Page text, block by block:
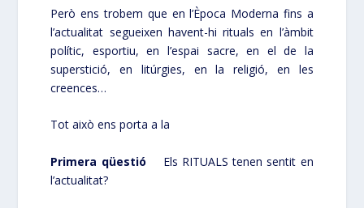
Però ens trobem que en l’Època Moderna fins a
l’actualitat segueixen havent-hi rituals en l’àmbit
polític, esportiu, en l’espai sacre, en el de la
superstició, en litúrgies, en la religió, en les
creences…
Tot això ens porta a la
Primera qüestió Els RITUALS tenen sentit en
l’actualitat?